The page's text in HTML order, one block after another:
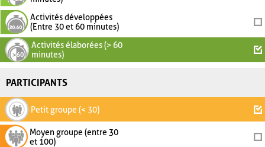
Activités développées
(Entre 30 et 60 minutes)
Activités élaborées (> 60
minutes)
PARTICIPANTS
Petit groupe (< 30)
Moyen groupe (entre 30
et 100)